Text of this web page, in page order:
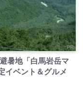
PR
暑地「白馬岩岳マ
イベント＆グルメ